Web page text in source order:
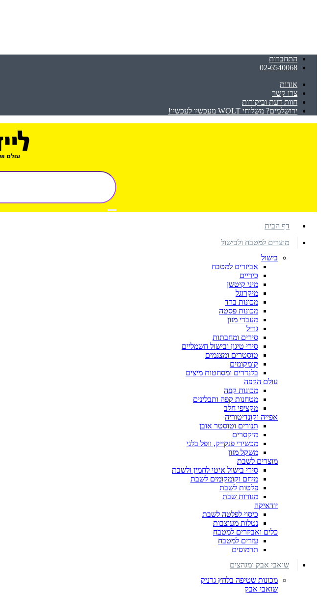
התחברות
02-6540068
אודות
צרו קשר
חוות דעת וביקורות
ירושלמים? משלוחי WOLT מעכשיו לעכשיו!
דף הבית
מוצרים למטבח ולבישול
בישול
אביזרים למטבח
כיריים
מיני קיטשן
מיקרוגל
מכונות ברד
מכונות פסטה
מעבדי מזון
גריל
סירים ומחבתות
סירי טיגון ובישול חשמליים
טוסטרים ומצנמים
קומקומים
בלנדרים ומסחטות מיצים
עולם הקפה
מכונות קפה
מטחנות קפה ותבלינים
מקציפי חלב
אפייה וקונדיטוריה
תנורים וטוסטר אובן
מיקסרים
מכשירי פנקייק, וופל בלגי
משקל מזון
מוצרים לשבת
סירי בישול איטי לחמין ולשבת
מיחם וקומקומים לשבת
פלטות לשבת
מנורות שבת
יודאיקה
כיסוי לפלטה לשבת
נטלות מעוצבות
כלים ואביזרים למטבח
עזרים למטבח
תרמוסים
שואבי אבק ומגהצים
מכונות שטיפה בלחץ גרניק
שואבי אבק